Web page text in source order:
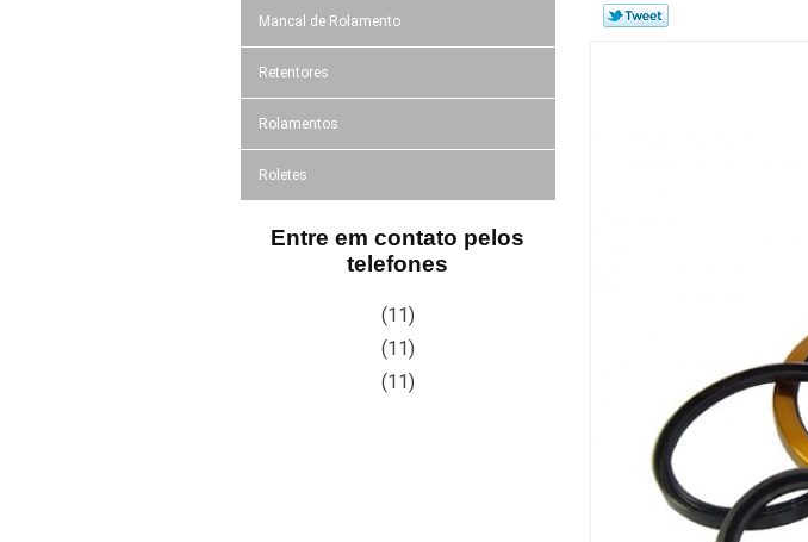
Mancal de Rolamento
Retentores
Rolamentos
Roletes
Entre em contato pelos
telefones
(11)
(11)
(11)